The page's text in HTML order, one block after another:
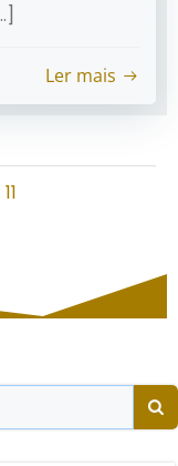
Ler mais
Page
11